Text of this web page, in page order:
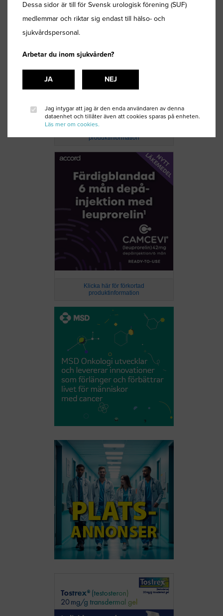
produktinformation
Klicka här för förkortad
produktinformation
Dessa sidor är till för Svensk urologisk förening (SUF)
medlemmar och riktar sig endast till hälso- och
sjukvårdspersonal.
Arbetar du inom sjukvården?
JA NEJ
Jag intygar att jag är den enda användaren av denna
dataenhet och tillåter även att cookies sparas på enheten.
Läs mer om cookies.